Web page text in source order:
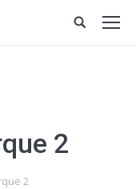
2
2